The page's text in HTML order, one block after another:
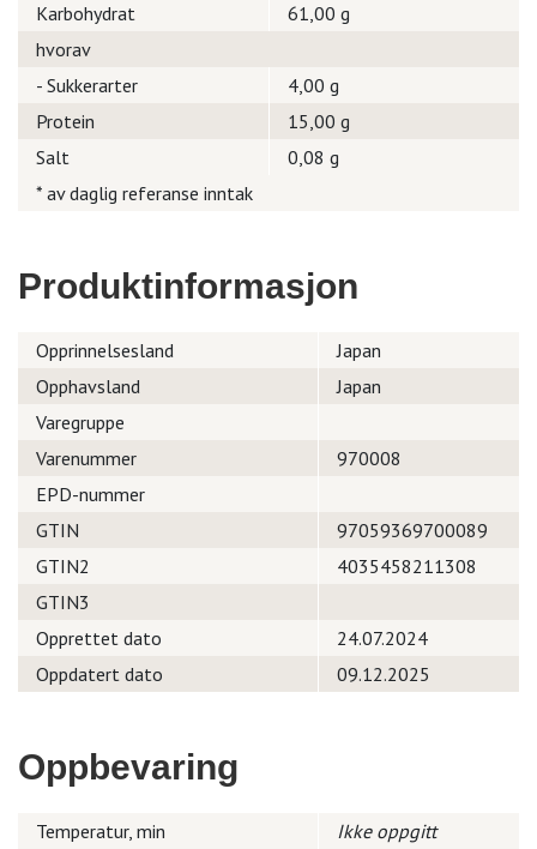
Karbohydrat
61,00 g
hvorav
- Sukkerarter
4,00 g
Protein
15,00 g
Salt
0,08 g
* av daglig referanse inntak
Produktinformasjon
Opprinnelsesland
Japan
Opphavsland
Japan
Varegruppe
Varenummer
970008
EPD-nummer
GTIN
97059369700089
GTIN2
4035458211308
GTIN3
Opprettet dato
24.07.2024
Oppdatert dato
09.12.2025
Oppbevaring
Temperatur, min
Ikke oppgitt